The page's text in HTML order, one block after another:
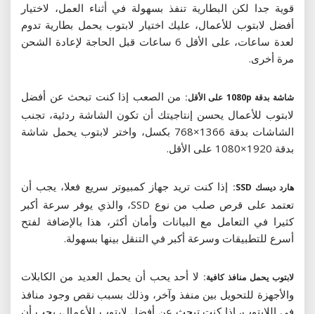
قوية جدا لكن البطارية تنفذ بسهولة في أثناء العمل، لاختيار
أفضل لابتوب للأعمال، عليك اختيار لابتوب يحمل بطارية تدوم
لعدة ساعات، على الأقل 6 ساعات قبل الحاجة لإعادة الشحن
مرة أخرى.
شاشة بدقة 1080p على الأقل:
من الصعب إذا كنت تبحث عن أفضل
لابتوب للأعمال يحسن إنتاجيتك أن تكون الشاشة ردئية، تجنب
الشاشات بدقة 1366×768 بكسل، واختر لابتوب يحمل شاشة
بدقة 1920×1080 على الأقل.
هارد ديسك SSD:
إذا كنت تريد جهاز كمبيوتر سريع فعلا، يجب أن
تعتمد على قرص صلب من نوع SSD، والذي يوفر سرعة أكبر
كثيرا في التعامل مع البيانات وأمان أكثر، هذا بالإضافة لفتح
أسرع للتطبيقات وسرعة أكبر في التنقل بينها بسهولة.
لابتوب يحمل منافذ كافية: لا أحد يحب أن يحمل العديد من الكابلات
والأجهزة للتحويل بين منفذ وآخر، وذلك بسبب نقص وجود منافذ